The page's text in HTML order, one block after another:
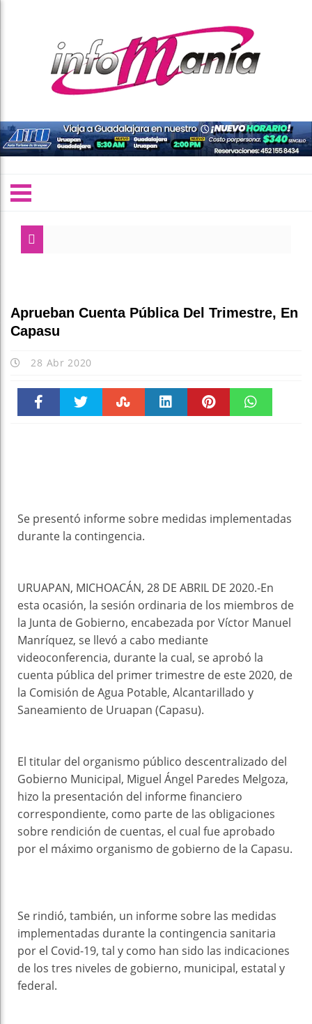
Aprueban Cuenta Pública Del Trimestre, En
Capasu
28 Abr 2020
Se presentó informe sobre medidas implementadas
durante la contingencia.
URUAPAN, MICHOACÁN, 28 DE ABRIL DE 2020.-En
esta ocasión, la sesión ordinaria de los miembros de
la Junta de Gobierno, encabezada por Víctor Manuel
Manríquez, se llevó a cabo mediante
videoconferencia, durante la cual, se aprobó la
cuenta pública del primer trimestre de este 2020, de
la Comisión de Agua Potable, Alcantarillado y
Saneamiento de Uruapan (Capasu).
El titular del organismo público descentralizado del
Gobierno Municipal, Miguel Ángel Paredes Melgoza,
hizo la presentación del informe financiero
correspondiente, como parte de las obligaciones
sobre rendición de cuentas, el cual fue aprobado
por el máximo organismo de gobierno de la Capasu.
Se rindió, también, un informe sobre las medidas
implementadas durante la contingencia sanitaria
por el Covid-19, tal y como han sido las indicaciones
de los tres niveles de gobierno, municipal, estatal y
federal.